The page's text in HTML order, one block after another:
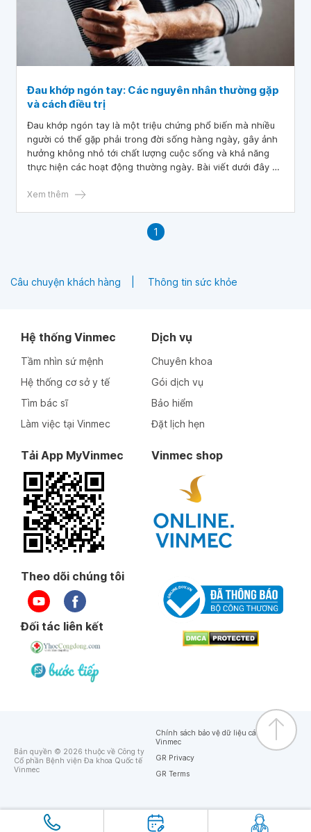
Đau khớp ngón tay: Các nguyên nhân thường gặp
và cách điều trị
Đau khớp ngón tay là một triệu chứng phổ biến mà nhiều
người có thể gặp phải trong đời sống hàng ngày, gây ảnh
hưởng không nhỏ tới chất lượng cuộc sống và khả năng
thực hiện các hoạt động thường ngày. Bài viết dưới đây sẽ
phương pháp điều trị để giảm thiểu cơn đau và cải thiện
Xem thêm
1
Câu chuyện khách hàng Thông tin sức khỏe
Hệ thống Vinmec
Tầm nhìn sứ mệnh
Hệ thống cơ sở y tế
Tìm bác sĩ
Làm việc tại Vinmec
Dịch vụ
Chuyên khoa
Gói dịch vụ
Bảo hiểm
Đặt lịch hẹn
Tải App MyVinmec Vinmec shop
Theo dõi chúng tôi
Đối tác liên kết
Bản quyền © 2026 thuộc về Công ty
Cổ phần Bệnh viện Đa khoa Quốc tế
Vinmec
Chính sách bảo vệ dữ liệu cá nhân của
Vinmec
GR Privacy
GR Terms